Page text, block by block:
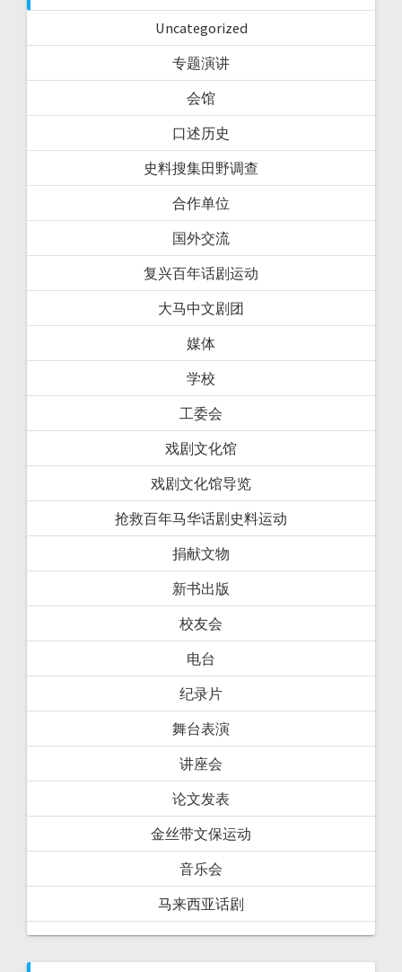
Uncategorized
专题演讲
会馆
口述历史
史料搜集田野调查
合作单位
国外交流
复兴百年话剧运动
大马中文剧团
媒体
学校
工委会
戏剧文化馆
戏剧文化馆导览
抢救百年马华话剧史料运动
捐献文物
新书出版
校友会
电台
纪录片
舞台表演
讲座会
论文发表
金丝带文保运动
音乐会
马来西亚话剧